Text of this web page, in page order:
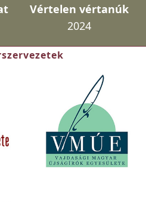
Vértelen vértanúk
2024